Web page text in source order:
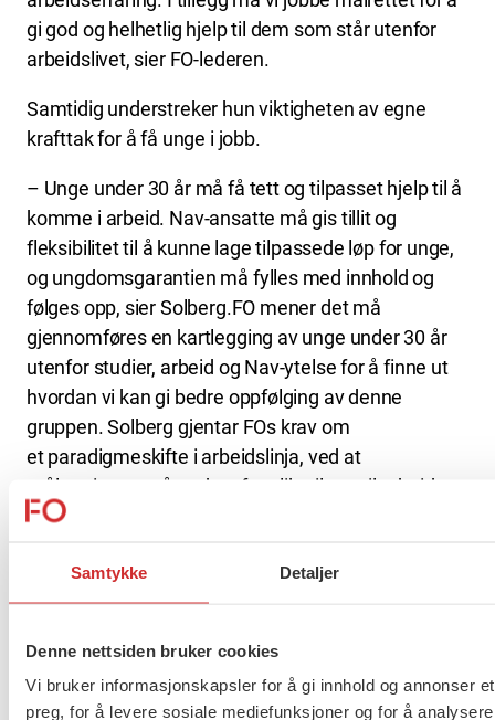
Samtykke Detaljer
Denne nettsiden bruker cookies
Vi bruker informasjonskapsler for å gi innhold og annonser
preg, for å levere sosiale mediefunksjoner og for å
gi god og helhetlig hjelp til dem som står utenfor
arbeidslivet, sier FO-lederen.
Samtidig understreker hun viktigheten av egne
krafttak for å få unge i jobb.
– Unge under 30 år må få tett og tilpasset hjelp til å
komme i arbeid. Nav-ansatte må gis tillit og
fleksibilitet til å kunne lage tilpassede løp for unge,
og ungdomsgarantien må fylles med innhold og
følges opp, sier Solberg.FO mener det må
gjennomføres en kartlegging av unge under 30 år
utenfor studier, arbeid og Nav-ytelse for å finne ut
hvordan vi kan gi bedre oppfølging av denne
gruppen. Solberg gjentar FOs krav om
et paradigmeskifte i arbeidslinja, ved at
målsettingen må endres fra plikt til rett til arbeid.
FORSKERFROKOST:
Hvordan opplever unge å være
– Vi må endre fokus fra enkeltindividets plikt til å
arbeide, til mer forebyggende og bred sosialpolitisk
innsats for å motvirke arbeidsløshet og